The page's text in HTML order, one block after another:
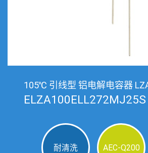
105℃ 引线型 铝电解电容器
ELZA100ELL272MJ25S
耐清洗 AEC-Q200